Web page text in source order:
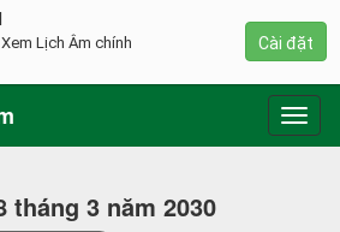
tháng 3 năm 2030
Lịch Âm chính
Cài đặt